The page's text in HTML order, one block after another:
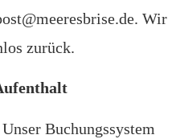
Wir
zurück.
Unser Buchungssystem